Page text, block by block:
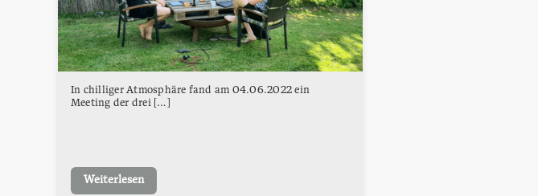
In chilliger Atmosphäre fand am 04.06.2022 ein
Meeting der drei […]
Weiterlesen